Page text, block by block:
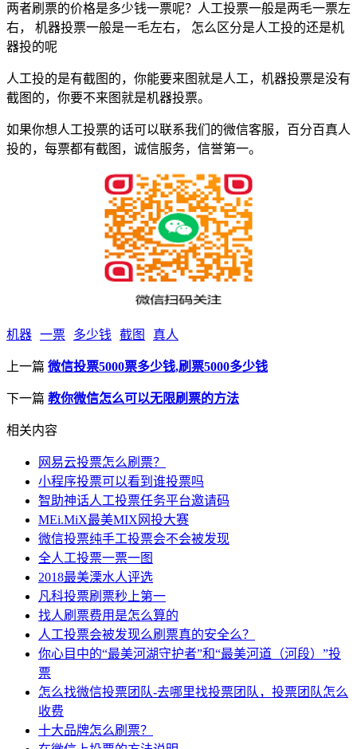
两者刷票的价格是多少钱一票呢？人工投票一般是两毛一票左
右， 机器投票一般是一毛左右， 怎么区分是人工投的还是机
器投的呢
人工投的是有截图的，你能要来图就是人工，机器投票是没有
截图的，你要不来图就是机器投票。
如果你想人工投票的话可以联系我们的微信客服，百分百真人
投的，每票都有截图，诚信服务，信誉第一。
机器 一票 多少钱 截图 真人
上一篇 微信投票5000票多少钱,刷票5000多少钱
下一篇 教你微信怎么可以无限刷票的方法
相关内容
网易云投票怎么刷票？
小程序投票可以看到谁投票吗
智助神话人工投票任务平台邀请码
MEi.MiX最美MIX网投大赛
微信投票纯手工投票会不会被发现
全人工投票一票一图
2018最美溧水人评选
凡科投票刷票秒上第一
找人刷票费用是怎么算的
人工投票会被发现么刷票真的安全么？
你心目中的“最美河湖守护者”和“最美河道（河段）”投
票
怎么找微信投票团队-去哪里找投票团队，投票团队怎么
收费
十大品牌怎么刷票？